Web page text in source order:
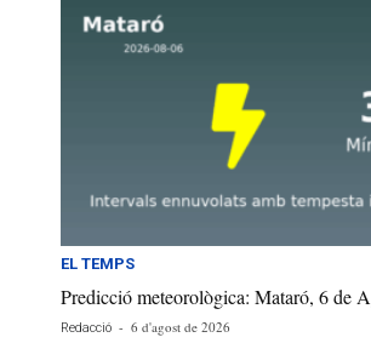
EL TEMPS
Predicció meteorològica: Mataró, 6 de
Redacció - 6 d'agost de 2026